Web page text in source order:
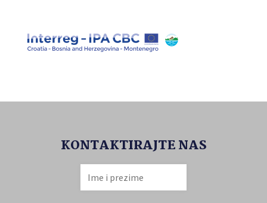
KONTAKTIRAJTE NAS